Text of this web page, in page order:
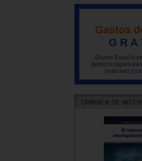
Gastos
G R A
Envíos España
pedidos
(más iva)